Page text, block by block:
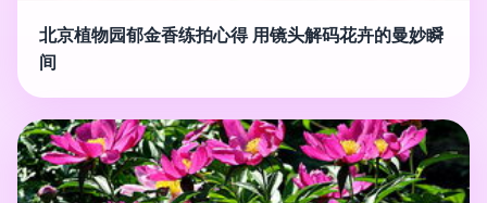
北京植物园郁金香练拍心得 用镜头解码花卉的曼妙瞬
间